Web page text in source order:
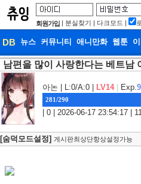
회원가입 | 분실찾기 | 다크모드 |
DB 뉴스 커뮤니티 애니만화 웹툰
DB 뉴스
웹툰 이미지
남편을 많이 사랑한다는 베트남
아논 | L:0/A:0 | LV14 Exp.
281/290
| 0 | 2026-06-17 23:54:17 |
[숨덕모드설정] 게시판최상단항상설정가능